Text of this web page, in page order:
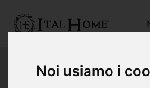
Noi usiamo i